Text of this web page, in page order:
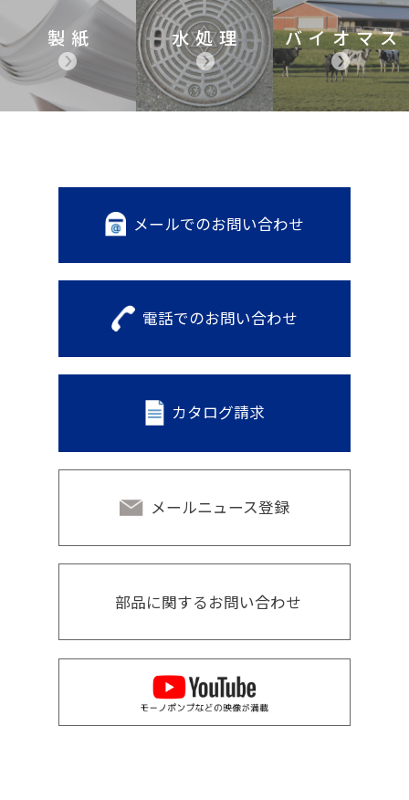
製紙 水処理 バイオマス
メールでのお問い合わせ
電話でのお問い合わせ
カタログ請求
メールニュース登録
部品に関するお問い合わせ